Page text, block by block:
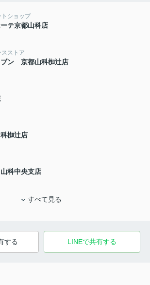
ショップ
ーテ京都山科店
スストア
ブン 京都山科椥辻店
椥辻店
科中央支店
すべて見る
する LINEで共有する